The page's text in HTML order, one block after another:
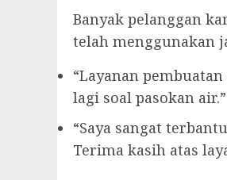
Banyak pelanggan
telah menggunakan
“Layanan
lagi soal pasokan
“Saya sangat
Terima kasih atas